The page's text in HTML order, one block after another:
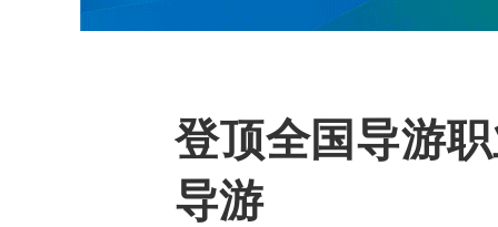
登顶全国导游
导游